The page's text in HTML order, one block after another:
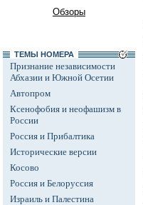
Обзоры
ТЕМЫ НОМЕРА
Признание независимости
Абхазии и Южной Осетии
Автопром
Ксенофобия и неофашизм в
России
Россия и Прибалтика
Исторические версии
Косово
Россия и Белоруссия
Израиль и Палестина